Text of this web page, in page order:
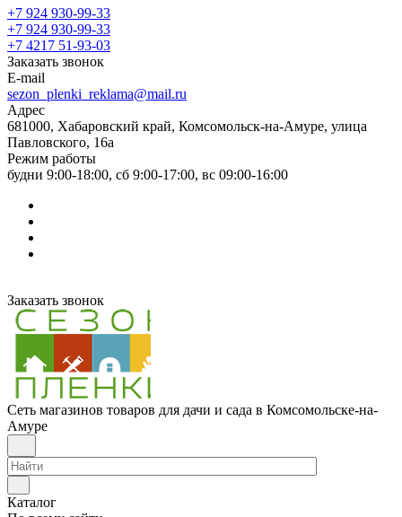
+7 924 930-99-33
+7 924 930-99-33
+7 4217 51-93-03
Заказать звонок
E-mail
sezon_plenki_reklama@mail.ru
Адрес
681000, Хабаровский край, Комсомольск-на-Амуре, улица
Павловского, 16а
Режим работы
будни 9:00-18:00, сб 9:00-17:00, вс 09:00-16:00
Заказать звонок
Сеть магазинов товаров для дачи и сада в Комсомольске-на-
Амуре
Каталог